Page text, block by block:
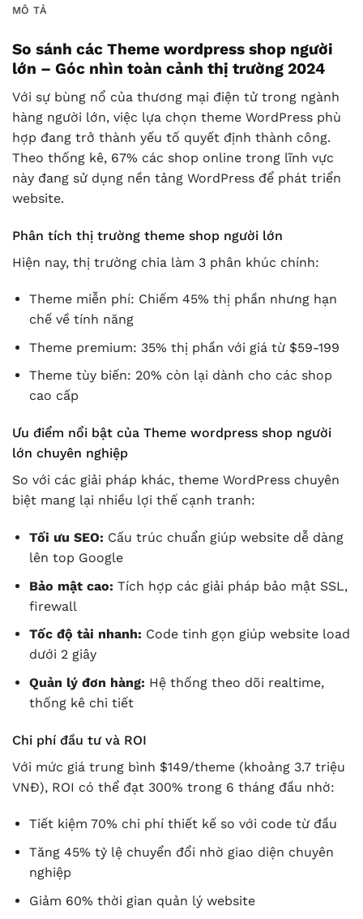
MÔ TẢ
So sánh các Theme wordpress shop người
lớn – Góc nhìn toàn cảnh thị trường 2024
Với sự bùng nổ của thương mại điện tử trong ngành
hàng người lớn, việc lựa chọn theme WordPress phù
hợp đang trở thành yếu tố quyết định thành công.
Theo thống kê, 67% các shop online trong lĩnh vực
này đang sử dụng nền tảng WordPress để phát triển
website.
Phân tích thị trường theme shop người lớn
Hiện nay, thị trường chia làm 3 phân khúc chính:
Theme miễn phí: Chiếm 45% thị phần nhưng hạn
chế về tính năng
Theme premium: 35% thị phần với giá từ $59-199
Theme tùy biến: 20% còn lại dành cho các shop
cao cấp
Ưu điểm nổi bật của Theme wordpress shop người
lớn chuyên nghiệp
So với các giải pháp khác, theme WordPress chuyên
biệt mang lại nhiều lợi thế cạnh tranh:
Tối ưu SEO: Cấu trúc chuẩn giúp website dễ dàng
lên top Google
Bảo mật cao: Tích hợp các giải pháp bảo mật SSL,
firewall
Tốc độ tải nhanh: Code tinh gọn giúp website load
dưới 2 giây
Quản lý đơn hàng: Hệ thống theo dõi realtime,
thống kê chi tiết
Chi phí đầu tư và ROI
Với mức giá trung bình $149/theme (khoảng 3.7 triệu
VNĐ), ROI có thể đạt 300% trong 6 tháng đầu nhờ:
Tiết kiệm 70% chi phí thiết kế so với code từ đầu
Tăng 45% tỷ lệ chuyển đổi nhờ giao diện chuyên
nghiệp
Giảm 60% thời gian quản lý website